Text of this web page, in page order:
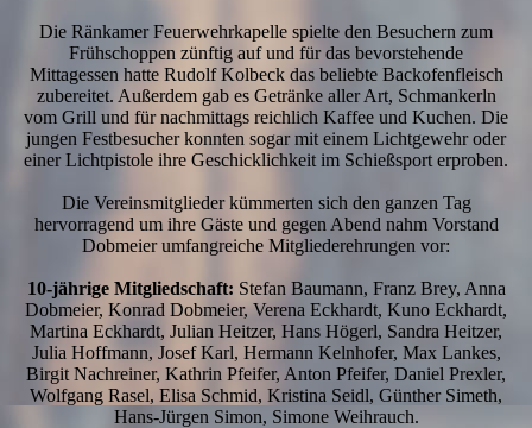
Die Ränkamer Feuerwehrkapelle spielte den Besuchern zum
Frühschoppen zünftig auf und für das bevorstehende
Mittagessen hatte Rudolf Kolbeck das beliebte Backofenfleisch
zubereitet. Außerdem gab es Getränke aller Art, Schmankerln
vom Grill und für nachmittags reichlich Kaffee und Kuchen. Die
jungen Festbesucher konnten sogar mit einem Lichtgewehr oder
einer Lichtpistole ihre Geschicklichkeit im Schießsport erproben.
Die Vereinsmitglieder kümmerten sich den ganzen Tag
hervorragend um ihre Gäste und gegen Abend nahm Vorstand
Dobmeier umfangreiche Mitgliederehrungen vor:
10-jährige Mitgliedschaft: Stefan Baumann, Franz Brey, Anna
Dobmeier, Konrad Dobmeier, Verena Eckhardt, Kuno Eckhardt,
Martina Eckhardt, Julian Heitzer, Hans Högerl, Sandra Heitzer,
Julia Hoffmann, Josef Karl, Hermann Kelnhofer, Max Lankes,
Birgit Nachreiner, Kathrin Pfeifer, Anton Pfeifer, Daniel Prexler,
Wolfgang Rasel, Elisa Schmid, Kristina Seidl, Günther Simeth,
Hans-Jürgen Simon, Simone Weihrauch.